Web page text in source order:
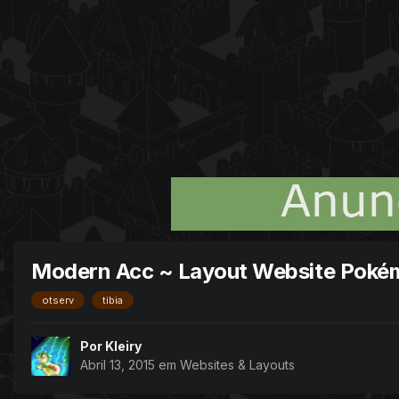
Modern Acc ~ Layout Website
otserv tibia
Por Kleiry
Abril 13, 2015 em Websites & Layouts